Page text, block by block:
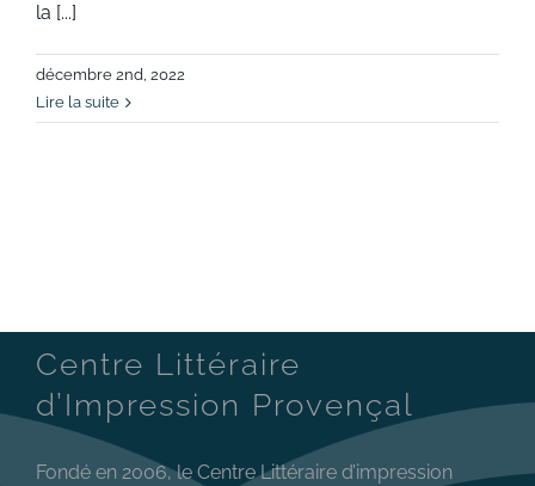
la [...]
décembre 2nd, 2022
Lire la suite
Centre Littéraire
d’Impression Provençal
Fondé en 2006, le Centre Littéraire d’impression